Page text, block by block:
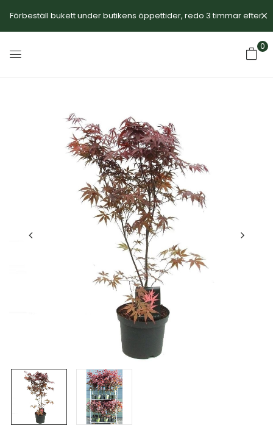
Förbeställ bukett under butikens öppettider, redo 3 timmar efter.
0